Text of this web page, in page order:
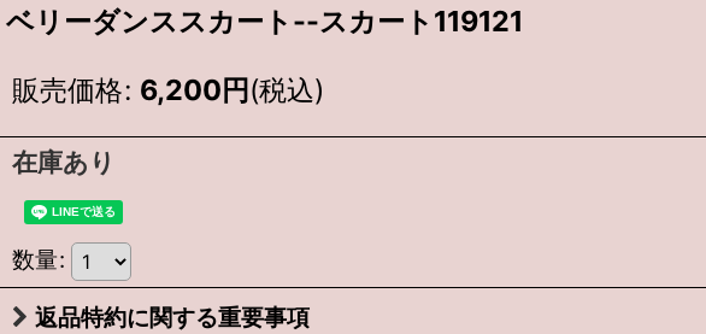
ベリーダンススカート--スカート119121
販売価格: 6,200円(税込)
在庫あり
数量:
返品特約に関する重要事項